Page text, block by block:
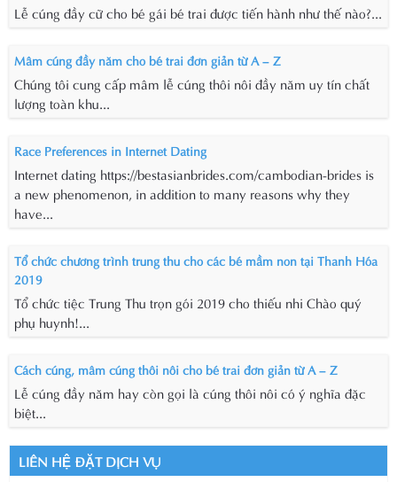
Lễ cúng đầy cữ cho bé gái bé trai được tiến hành như thế nào?...
Mâm cúng đầy năm cho bé trai đơn giản từ A – Z
Chúng tôi cung cấp mâm lễ cúng thôi nôi đầy năm uy tín chất
lượng toàn khu...
Race Preferences in Internet Dating
Internet dating https://bestasianbrides.com/cambodian-brides is
a new phenomenon, in addition to many reasons why they
have...
Tổ chức chương trình trung thu cho các bé mầm non tại Thanh Hóa
2019
Tổ chức tiệc Trung Thu trọn gói 2019 cho thiếu nhi Chào quý
phụ huynh!...
Cách cúng, mâm cúng thôi nôi cho bé trai đơn giản từ A – Z
Lễ cúng đầy năm hay còn gọi là cúng thôi nôi có ý nghĩa đặc
biệt...
LIÊN HỆ ĐẶT DỊCH VỤ